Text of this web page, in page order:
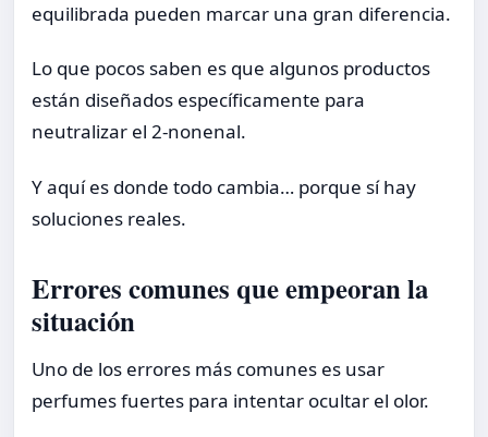
equilibrada pueden marcar una gran diferencia.
Lo que pocos saben es que algunos productos
están diseñados específicamente para
neutralizar el 2-nonenal.
Y aquí es donde todo cambia… porque sí hay
soluciones reales.
Errores comunes que empeoran la
situación
Uno de los errores más comunes es usar
perfumes fuertes para intentar ocultar el olor.